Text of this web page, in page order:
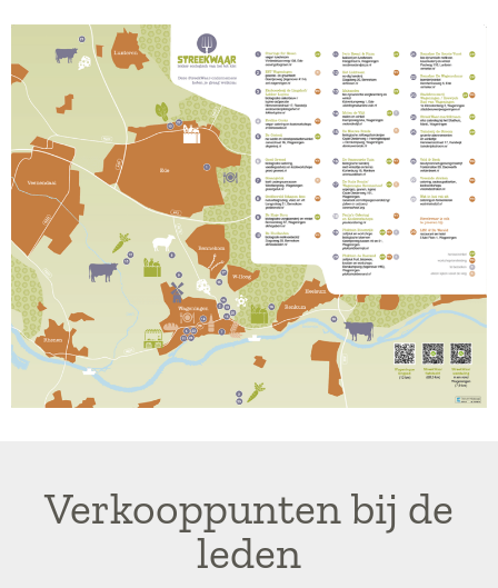
Verkooppunten bij de
leden